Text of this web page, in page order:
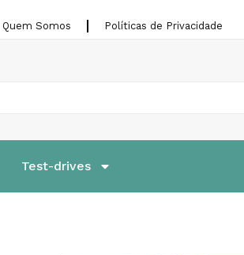
Quem Somos Políticas de Privacidade
Test-drives